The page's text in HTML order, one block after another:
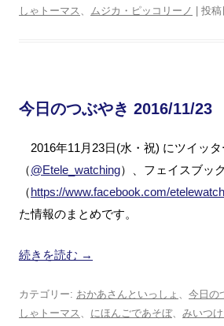
しゃトーマス 、 ムジカ・ピッコリーノ | 投
今日のつぶやき 2016/11/23
2016年11月23日(水・祝) にツイッタ
（@Etele_watching）、フェイスブック
（https://www.facebook.com/
た情報のまとめです。
続きを読む →
カテゴリー: おかあさんといっしょ 、 今日の
しゃトーマス 、 にほんごであそぼ、 みいつけ